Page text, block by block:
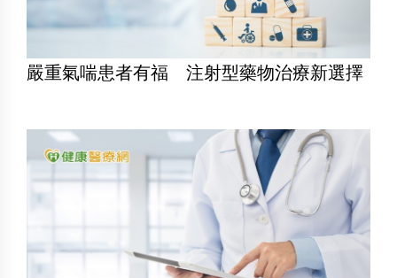
嚴重氣喘患者有福 注射型藥物治療新選擇